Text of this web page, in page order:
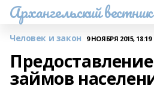
Архангельский вестник
Человек и закон 9 НОЯБРЯ 2015, 18:19
займов